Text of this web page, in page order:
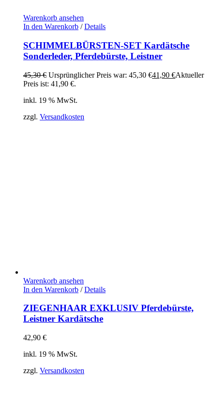
Warenkorb ansehen
In den Warenkorb / Details
SCHIMMELBÜRSTEN-SET Kardätsche
Sonderleder, Pferdebürste, Leistner
45,30€ Ursprünglicher Preis war: 45,30 €41,90 €Aktueller
Preis ist: 41,90 €.
inkl. 19 % MwSt.
zzgl. Versandkosten
Warenkorb ansehen
In den Warenkorb / Details
ZIEGENHAAR EXKLUSIV Pferdebürste,
Leistner Kardätsche
42,90 €
inkl. 19 % MwSt.
zzgl. Versandkosten